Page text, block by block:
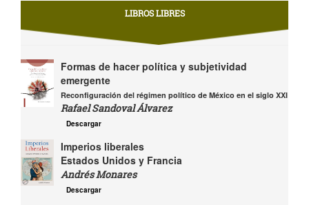
LIBROS LIBRES
Formas de hacer política y subjetividad
emergente
Reconfiguración del régimen político de México en el siglo XXI
Rafael Sandoval Álvarez
Descargar
Imperios liberales
Estados Unidos y Francia
Andrés Monares
Descargar